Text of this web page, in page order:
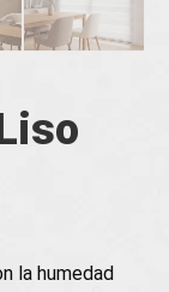
la humedad